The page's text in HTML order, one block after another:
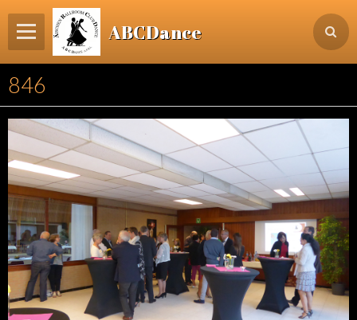
ABCDance
Page d'accueil
Informations
Agenda Evénements / Cours / Workshops
Inscription & Cours
Contact
Login membre
846